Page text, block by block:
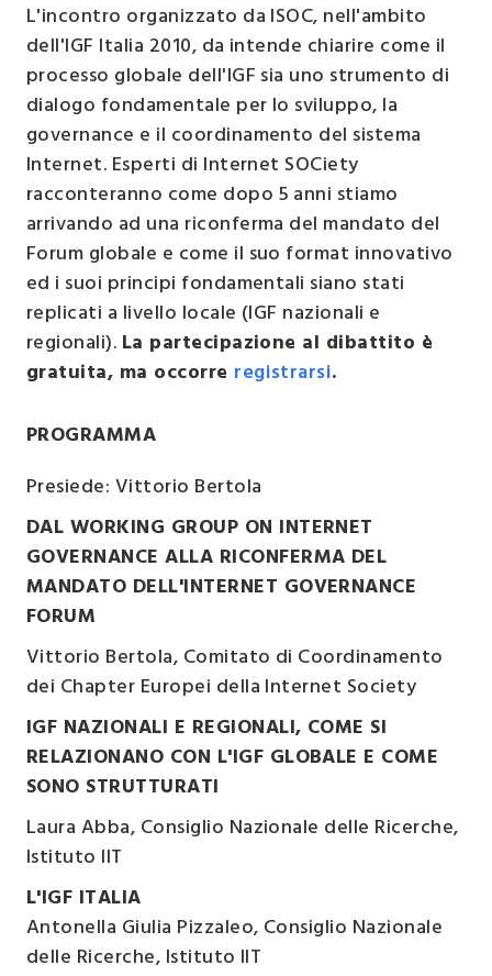
L'incontro organizzato da ISOC, nell'ambito
dell'IGF Italia 2010, da intende chiarire come il
processo globale dell'IGF sia uno strumento di
dialogo fondamentale per lo sviluppo, la
governance e il coordinamento del sistema
Internet. Esperti di Internet SOCiety
racconteranno come dopo 5 anni stiamo
arrivando ad una riconferma del mandato del
Forum globale e come il suo format innovativo
ed i suoi principi fondamentali siano stati
replicati a livello locale (IGF nazionali e
regionali). La partecipazione al dibattito è
gratuita, ma occorre registrarsi.
PROGRAMMA
Presiede: Vittorio Bertola
DAL WORKING GROUP ON INTERNET
GOVERNANCE ALLA RICONFERMA DEL
MANDATO DELL'INTERNET GOVERNANCE
FORUM
Vittorio Bertola, Comitato di Coordinamento
dei Chapter Europei della Internet Society
IGF NAZIONALI E REGIONALI, COME SI
RELAZIONANO CON L'IGF GLOBALE E COME
SONO STRUTTURATI
Laura Abba, Consiglio Nazionale delle Ricerche,
Istituto IIT
L'IGF ITALIA
Antonella Giulia Pizzaleo, Consiglio Nazionale
delle Ricerche, Istituto IIT